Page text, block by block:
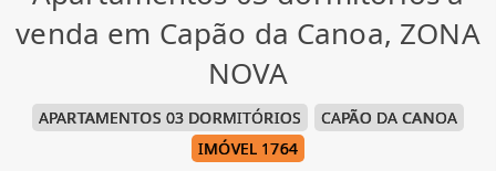
venda em Capão da Canoa, ZONA
NOVA
APARTAMENTOS 03 DORMITÓRIOS
CAPÃO DA CANOA
IMÓVEL 1764